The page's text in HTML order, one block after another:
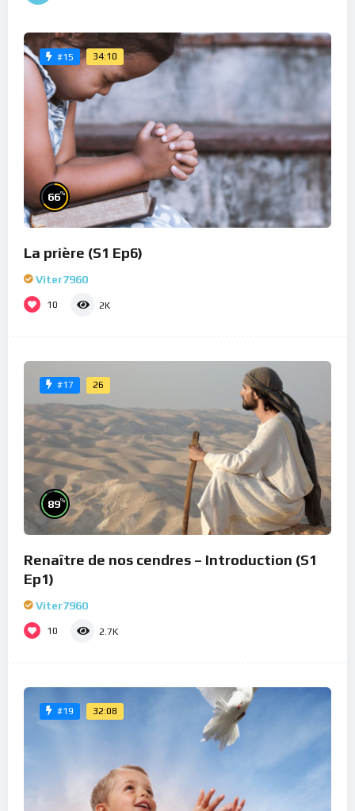
#15 34:10
66%
La prière (S1 Ep6)
Viter7960
10 2K
#17 26
89%
Renaître de nos cendres – Introduction (S1
Ep1)
Viter7960
10 2.7K
#19 32:08